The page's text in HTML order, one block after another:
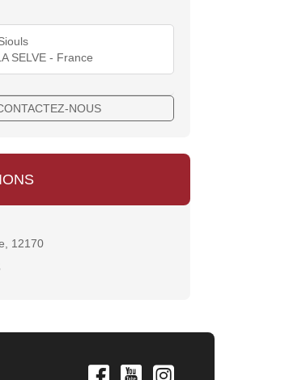
SELVE - France
NOUS
12170